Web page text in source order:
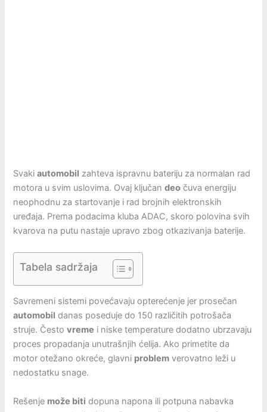
Svakiautomobil zahteva ispravnu bateriju za normalan rad
motora u svim uslovima. Ovaj ključandeo čuva energiju
neophodnu za startovanje i rad brojnih elektronskih
uređaja. Prema podacima kluba ADAC, skoro polovina svih
kvarova na putu nastaje upravo zbog otkazivanja baterije.
Tabela sadržaja
Savremeni sistemi povećavaju opterećenje jer prosečan
automobil danas poseduje do 150 različitih potrošača
struje. Čestovreme i niske temperature dodatno ubrzavaju
proces propadanja unutrašnjih ćelija. Ako primetite da
motor otežano okreće, glavni problem verovatno leži u
nedostatku snage.
Rešenje može biti dopuna napona ili potpuna nabavka